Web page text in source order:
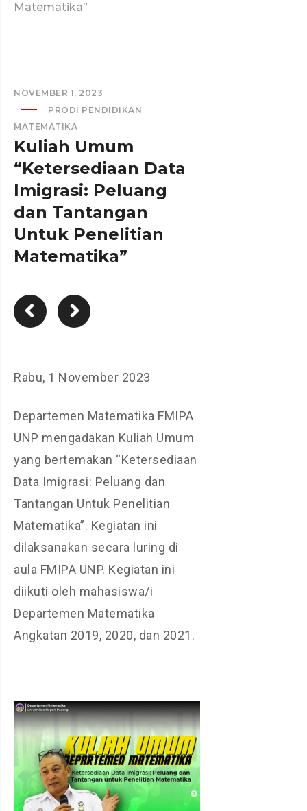
Matematika”
NOVEMBER 1, 2023
PRODI PENDIDIKAN
MATEMATIKA
Kuliah Umum
“Ketersediaan Data
Imigrasi: Peluang
dan Tantangan
Untuk Penelitian
Matematika”
Rabu, 1 November 2023
Departemen Matematika FMIPA
UNP mengadakan Kuliah Umum
yang bertemakan “Ketersediaan
Data Imigrasi: Peluang dan
Tantangan Untuk Penelitian
Matematika”. Kegiatan ini
dilaksanakan secara luring di
aula FMIPA UNP. Kegiatan ini
diikuti oleh mahasiswa/i
Departemen Matematika
Angkatan 2019, 2020, dan 2021.